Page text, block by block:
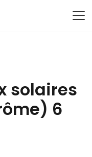
solaires
6